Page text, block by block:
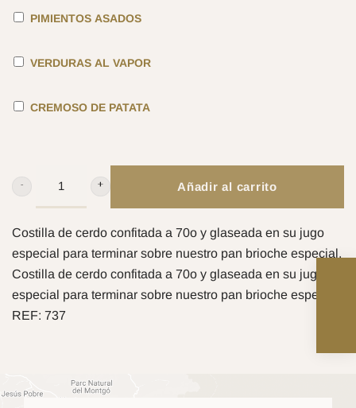
PIMIENTOS ASADOS
VERDURAS AL VAPOR
CREMOSO DE PATATA
BBQ
RIBS
CANTIDAD
Añadir al carrito
Costilla de cerdo confitada a 70o y glaseada en su jugo
especial para terminar sobre nuestro pan brioche especial.
Costilla de cerdo confitada a 70o y glaseada en su jugo
especial para terminar sobre nuestro pan brioche especial.
REF: 737